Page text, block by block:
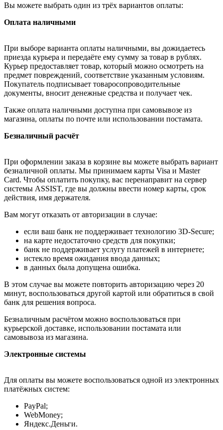
Вы можете выбрать один из трёх вариантов оплаты:
Оплата наличными
При выборе варианта оплаты наличными, вы дожидаетесь
приезда курьера и передаёте ему сумму за товар в рублях.
Курьер предоставляет товар, который можно осмотреть на
предмет повреждений, соответствие указанным условиям.
Покупатель подписывает товаросопроводительные
документы, вносит денежные средства и получает чек.
Также оплата наличными доступна при самовывозе из
магазина, оплаты по почте или использовании постамата.
Безналичный расчёт
При оформлении заказа в корзине вы можете выбрать вариант
безналичной оплаты. Мы принимаем карты Visa и Master
Card. Чтобы оплатить покупку, вас перенаправит на сервер
системы ASSIST, где вы должны ввести номер карты, срок
действия, имя держателя.
Вам могут отказать от авторизации в случае:
если ваш банк не поддерживает технологию 3D-Secure;
на карте недостаточно средств для покупки;
банк не поддерживает услугу платежей в интернете;
истекло время ожидания ввода данных;
в данных была допущена ошибка.
В этом случае вы можете повторить авторизацию через 20
минут, воспользоваться другой картой или обратиться в свой
банк для решения вопроса.
Безналичным расчётом можно воспользоваться при
курьерской доставке, использовании постамата или
самовывоза из магазина.
Электронные системы
Для оплаты вы можете воспользоваться одной из электронных
платёжных систем:
PayPal;
WebMoney;
Яндекс.Деньги.